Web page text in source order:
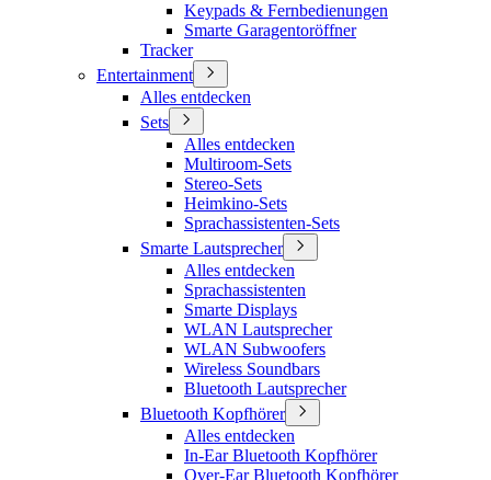
Keypads & Fernbedienungen
Smarte Garagentoröffner
Tracker
Entertainment
Alles entdecken
Sets
Alles entdecken
Multiroom-Sets
Stereo-Sets
Heimkino-Sets
Sprachassistenten-Sets
Smarte Lautsprecher
Alles entdecken
Sprachassistenten
Smarte Displays
WLAN Lautsprecher
WLAN Subwoofers
Wireless Soundbars
Bluetooth Lautsprecher
Bluetooth Kopfhörer
Alles entdecken
In-Ear Bluetooth Kopfhörer
Over-Ear Bluetooth Kopfhörer